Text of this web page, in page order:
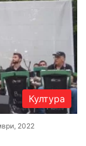
Култура
2022